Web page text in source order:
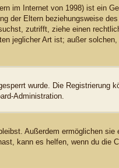
im Internet von 1998) ist ein
der Eltern beziehungsweise
zutrifft, ziehe einen
jeglicher Art ist; außer
wurde. Die Registrierung
Administration.
Außerdem ermöglichen sie
kann es helfen, wenn du die